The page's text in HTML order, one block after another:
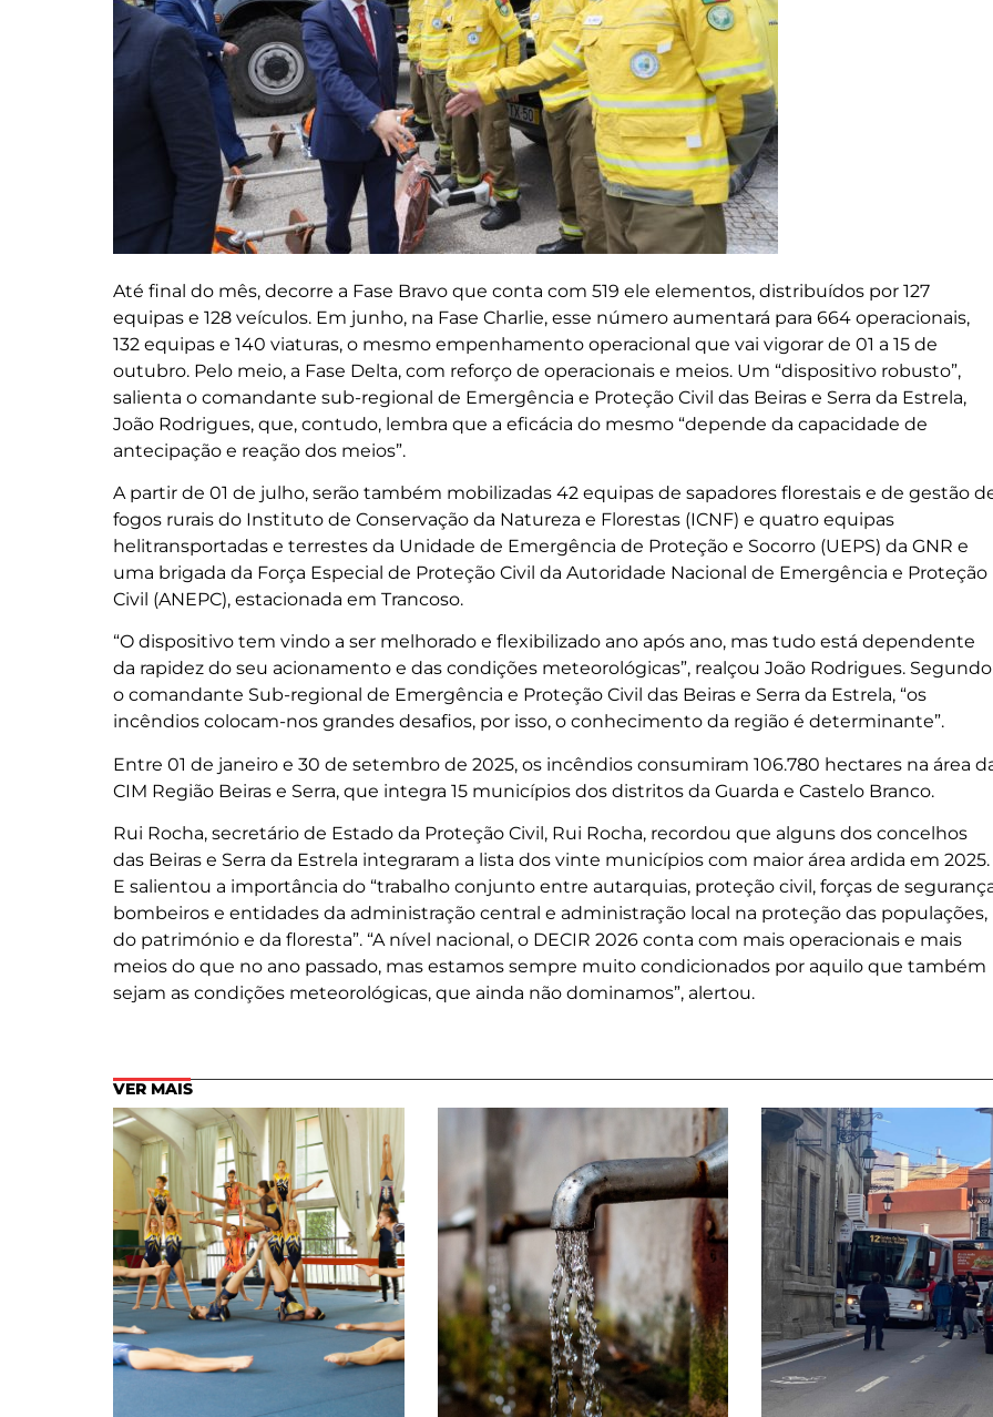
Até final do mês, decorre a Fase Bravo que conta com 519 ele elementos, distribuídos por 127
equipas e 128 veículos. Em junho, na Fase Charlie, esse número aumentará para 664 operacionais,
132 equipas e 140 viaturas, o mesmo empenhamento operacional que vai vigorar de 01 a 15 de
outubro. Pelo meio, a Fase Delta, com reforço de operacionais e meios. Um “dispositivo robusto”,
salienta o comandante sub-regional de Emergência e Proteção Civil das Beiras e Serra da Estrela,
João Rodrigues, que, contudo, lembra que a eficácia do mesmo “depende da capacidade de
antecipação e reação dos meios”.
A partir de 01 de julho, serão também mobilizadas 42 equipas de sapadores florestais e de gestão
fogos rurais do Instituto de Conservação da Natureza e Florestas (ICNF) e quatro equipas
helitransportadas e terrestes da Unidade de Emergência de Proteção e Socorro (UEPS) da GNR e
uma brigada da Força Especial de Proteção Civil da Autoridade Nacional de Emergência e Proteção
Civil (ANEPC), estacionada em Trancoso.
“O dispositivo tem vindo a ser melhorado e flexibilizado ano após ano, mas tudo está dependente
da rapidez do seu acionamento e das condições meteorológicas”, realçou João Rodrigues. Segundo
o comandante Sub-regional de Emergência e Proteção Civil das Beiras e Serra da Estrela, “os
incêndios colocam-nos grandes desafios, por isso, o conhecimento da região é determinante”.
Entre 01 de janeiro e 30 de setembro de 2025, os incêndios consumiram 106.780 hectares na área
CIM Região Beiras e Serra, que integra 15 municípios dos distritos da Guarda e Castelo Branco.
Rui Rocha, secretário de Estado da Proteção Civil, Rui Rocha, recordou que alguns dos concelhos
das Beiras e Serra da Estrela integraram a lista dos vinte municípios com maior área ardida em 2025.
E salientou a importância do “trabalho conjunto entre autarquias, proteção civil, forças de
bombeiros e entidades da administração central e administração local na proteção das populações,
do património e da floresta”. “A nível nacional, o DECIR 2026 conta com mais operacionais e mais
meios do que no ano passado, mas estamos sempre muito condicionados por aquilo que também
sejam as condições meteorológicas, que ainda não dominamos”, alertou.
VER MAIS